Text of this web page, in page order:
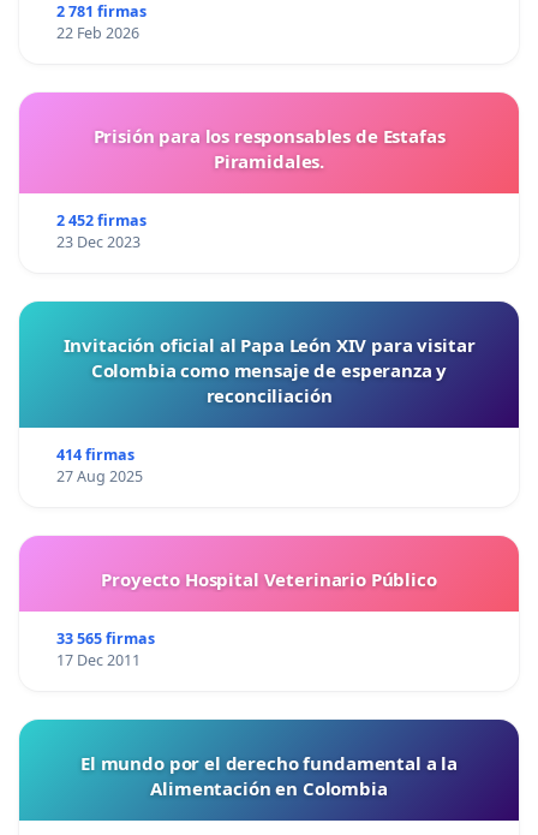
2 781 firmas
22 Feb 2026
Prisión para los responsables de Estafas
Piramidales.
2 452 firmas
23 Dec 2023
Invitación oficial al Papa León XIV para visitar
Colombia como mensaje de esperanza y
reconciliación
414 firmas
27 Aug 2025
Proyecto Hospital Veterinario Público
33 565 firmas
17 Dec 2011
El mundo por el derecho fundamental a la
Alimentación en Colombia